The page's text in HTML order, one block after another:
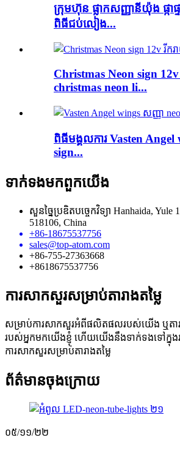
ក្រុមហ៊ុន ផ្លាកសញ្ញានីយ៉ុង ផ្កាផ្
ពិធីជប់លៀង...
Christmas Neon sign
christmas neon li...
ពិធីមង្គលការ Vasten Angel
sign...
ទាក់ទង​មក​ពួក​យើង
សួនច្នៃប្រឌិតបច្ចេកវិទ្យា Hanhaida, Yule
518106, China
+86-18675537756
sales@top-atom.com
+86-755-27363668
+8618675537756
ការសាកសួរសម្រាប់តារាងតម្លៃ
សម្រាប់ការសាកសួរអំពីផលិតផលរបស់យើង ឬតា
របស់អ្នកមកយើងខ្ញុំ ហើយយើងនឹងទាក់ទងទៅក្នុ
ការសាកសួរសម្រាប់តារាងតម្លៃ
ព័ត៌មានចុងក្រោយ
០៥/១១/២២